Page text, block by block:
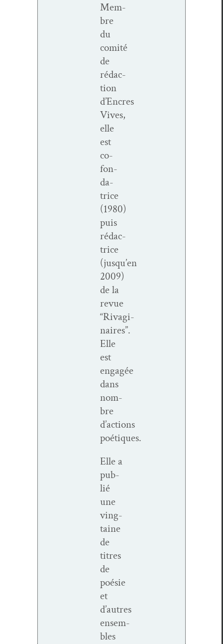
Mem­
bre
du
comité
de
rédac­
tion
d’Encres
Vives,
elle
est
co-
fon­­
da­
trice
(1980)
puis
rédac­
trice
(jusqu’en
2009)
de la
revue
“Rivagi­
naires”.
Elle
est
engagée
dans
nom­
bre
d’actions
poétiques.
Elle a
pub­
lié
une
ving­
taine
de
titres
de
poésie
et
d’autres
ensem­
bles